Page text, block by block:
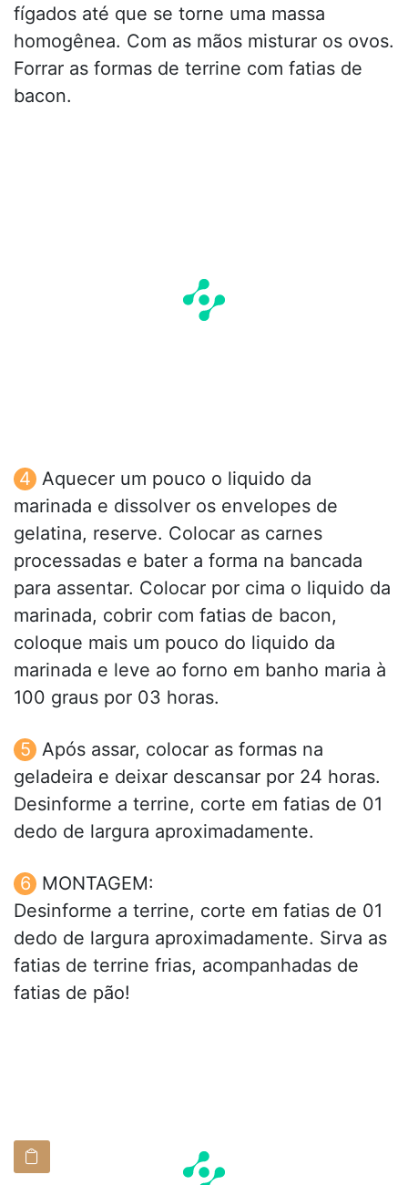
fígados até que se torne uma massa
homogênea. Com as mãos misturar os ovos.
Forrar as formas de terrine com fatias de
bacon.
Aquecer um pouco o liquido da
marinada e dissolver os envelopes de
gelatina, reserve. Colocar as carnes
processadas e bater a forma na bancada
para assentar. Colocar por cima o liquido da
marinada, cobrir com fatias de bacon,
coloque mais um pouco do liquido da
marinada e leve ao forno em banho maria à
100 graus por 03 horas.
Após assar, colocar as formas na
geladeira e deixar descansar por 24 horas.
Desinforme a terrine, corte em fatias de 01
dedo de largura aproximadamente.
MONTAGEM:
Desinforme a terrine, corte em fatias de 01
dedo de largura aproximadamente. Sirva as
fatias de terrine frias, acompanhadas de
fatias de pão!